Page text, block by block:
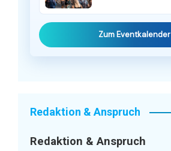
Zum Eventkalender
Redaktion & Anspruch
Redaktion & Anspruch